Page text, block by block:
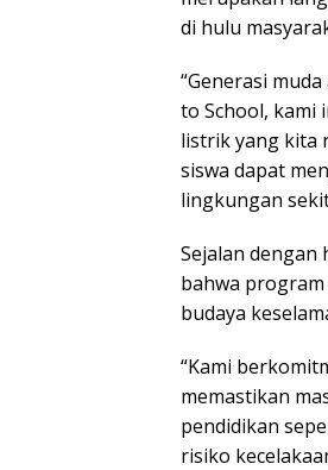
di hulu
“Generasi
to School, kami
listrik yang kita
siswa dapat
lingkungan
Sejalan dengan
bahwa
budaya
“Kami
memastikan
pendidikan
risiko